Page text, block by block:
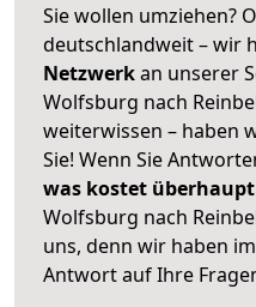
Sie wollen umziehen?
deutschlandweit – wir
Netzwerkan unserer
Wolfsburg nach
weiterwissen – haben
Sie! Wenn Sie
was kostet
Wolfsburg nach
uns, denn wir haben
Antwort auf Ihre